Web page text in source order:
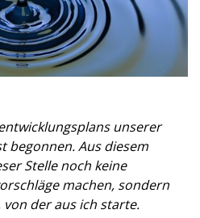
unserer
begonnen. Aus diesem
Stelle noch keine
machen, sondern
der aus ich starte.